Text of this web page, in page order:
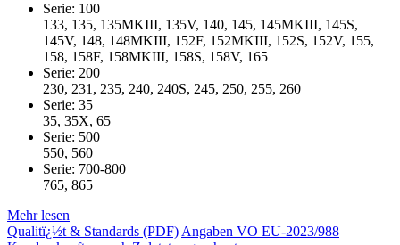
Serie: 100
133, 135, 135MKIII, 135V, 140, 145, 145MKIII, 145S,
145V, 148, 148MKIII, 152F, 152MKIII, 152S, 152V, 155,
158, 158F, 158MKIII, 158S, 158V, 165
Serie: 200
230, 231, 235, 240, 240S, 245, 250, 255, 260
Serie: 35
35, 35X, 65
Serie: 500
550, 560
Serie: 700-800
765, 865
Mehr lesen
Qualitï¿½t & Standards (PDF)Angaben VO EU-2023/988